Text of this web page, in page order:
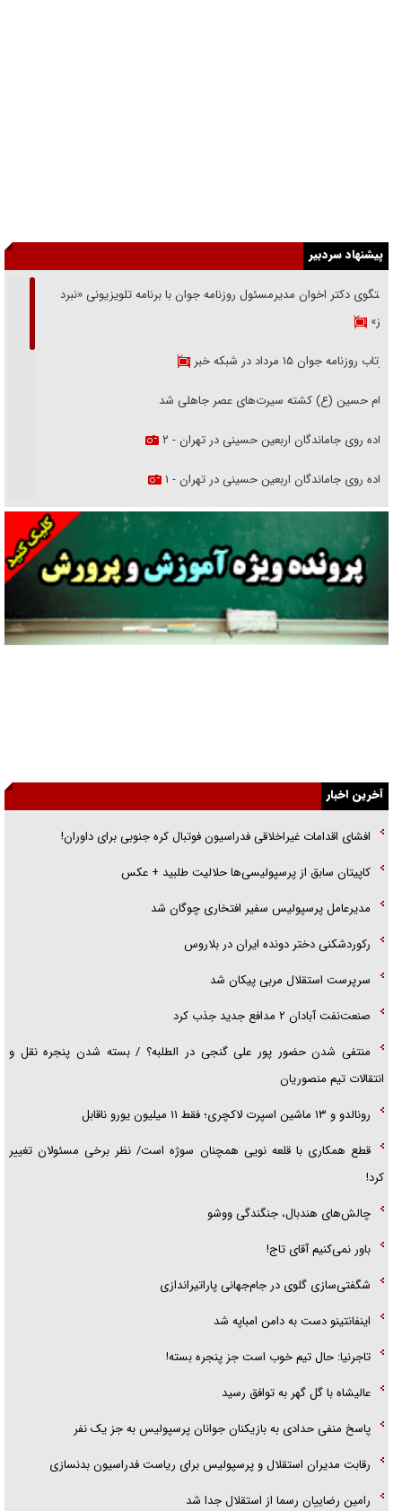
پیشنهاد سردبیر
گفتگوی دکتر اخوان مدیرمسئول روزنامه جوان با برنامه تلویزیونی «نبرد
هرمز»
بازتاب روزنامه جوان ۱۵ مرداد در شبکه خبر
امام حسین (ع) کشته سیرت‌های عصر جاهلی شد
پیاده روی جاماندگان اربعین حسینی در تهران - ۲
پیاده روی جاماندگان اربعین حسینی در تهران - ۱
فریاد‌ها و ناله‌های دوستان مبارزدلم را آتش می‌زد
تغییر رویه دشمن در ترور از شیخ فضل‌الله تا مصباح یزدی
خرید قسطی اولش خنده و آخرش گریه است!
فوتبال و آن «بالا»!
گفت‌وگو با خواهر یکی از شهدای جنگ رمضان/ خواهرم فرمانده جهادی و
جزئیات شکنجه‌هایم فراتر از آن است که در بیان بگنجد!
گزارش «جوان» از قوانین سخت‌گیرانه ۶ قاره در برابر یورش به پاسگاه‌های
آخرین اخبار
افشای اقدامات غیراخلاقی فدراسیون فوتبال کره جنوبی برای داوران!
کاپیتان سابق از پرسپولیسی‌ها حلالیت طلبید + عکس
مدیرعامل پرسپولیس سفیر افتخاری چوگان شد
رکوردشکنی دختر دونده ایران در بلاروس
سرپرست استقلال مربی پیکان شد
صنعت‌نفت آبادان ۲ مدافع جدید جذب کرد
منتفی شدن حضور پور علی گنجی در الطلبه؟ / بسته شدن پنجره نقل و
انتقالات تیم منصوریان
رونالدو و ۱۳ ماشین اسپرت لاکچری؛ فقط ۱۱ میلیون یورو ناقابل
قطع همکاری با قلعه نویی همچنان سوژه است/ نظر برخی مسئولان تغییر
کرد!
چالش‌های هندبال، جنگندگی ووشو
باور نمی‌کنیم آقای تاج!
شگفتی‌سازی گلوی در جام‌جهانی پاراتیراندازی
اینفانتینو دست به دامن امباپه شد
تاجرنیا: حال تیم خوب است جز پنجره بسته!
عالیشاه با گل گهر به توافق رسید
پاسخ منفی حدادی به بازیکنان جوانان پرسپولیس به جز یک نفر
رقابت مدیران استقلال و پرسپولیس برای ریاست فدراسیون بدنسازی
رامین رضاییان رسما از استقلال جدا شد